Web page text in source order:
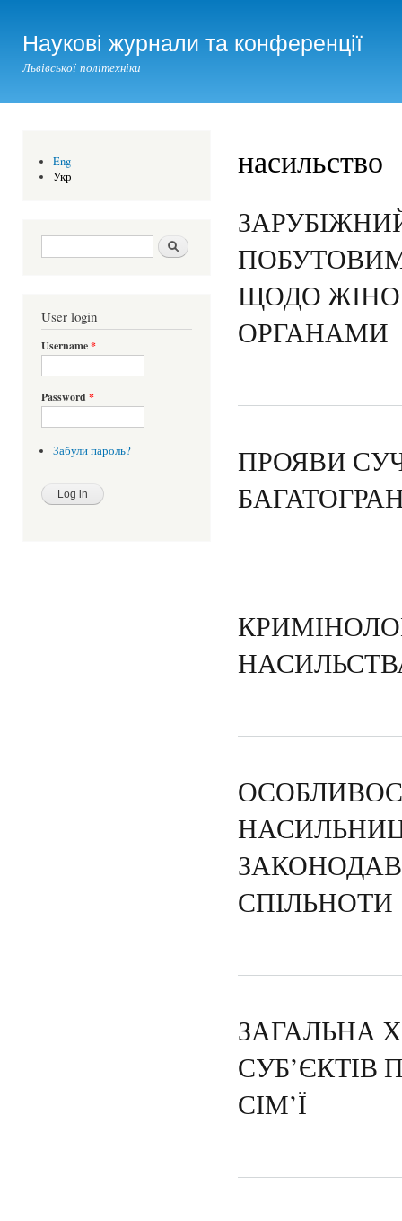
Наукові журнали та конференції
Львівської політехніки
Eng
Укр
Search form Шукати
User login
Username*
Password *
Забули пароль?
насильство
ЩОДО
ОРГАНАМИ
ПРОЯВИ
СПІЛЬНОТИ
ЗАГАЛЬНА
СІМ’Ї